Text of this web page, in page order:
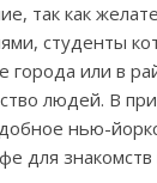
так как
студенты
или в
людей. В
нью-
для знакомств